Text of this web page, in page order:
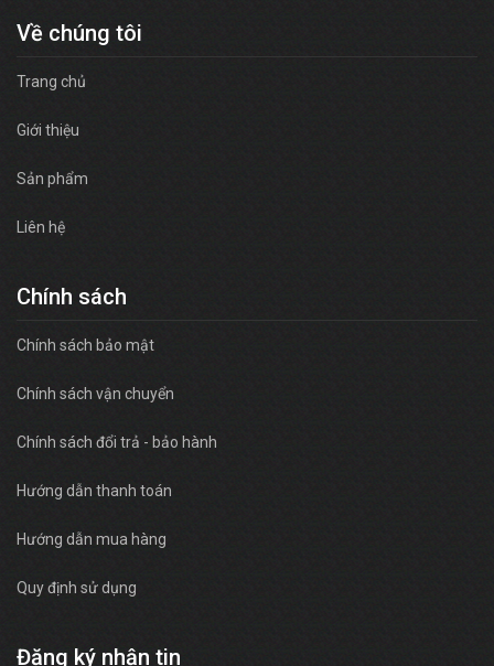
Về chúng tôi
Trang chủ
Giới thiệu
Sản phẩm
Liên hệ
Chính sách
Chính sách bảo mật
Chính sách vận chuyển
Chính sách đổi trả - bảo hành
Hướng dẫn thanh toán
Hướng dẫn mua hàng
Quy định sử dụng
Đăng ký nhận tin